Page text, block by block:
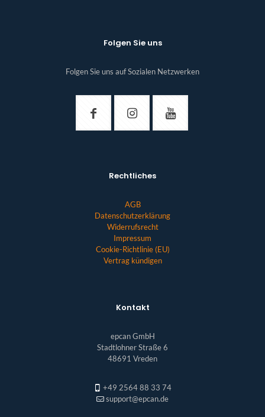
Folgen Sie uns
Folgen Sie uns auf Sozialen Netzwerken
Rechtliches
AGB
Datenschutzerklärung
Widerrufsrecht
Impressum
Cookie-Richtlinie (EU)
Vertrag kündigen
Kontakt
epcan GmbH
Stadtlohner Straße 6
48691 Vreden
+49 2564 88 33 74
support@epcan.de